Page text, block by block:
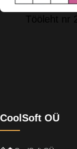
Tööleht nr
CoolSoft OÜ